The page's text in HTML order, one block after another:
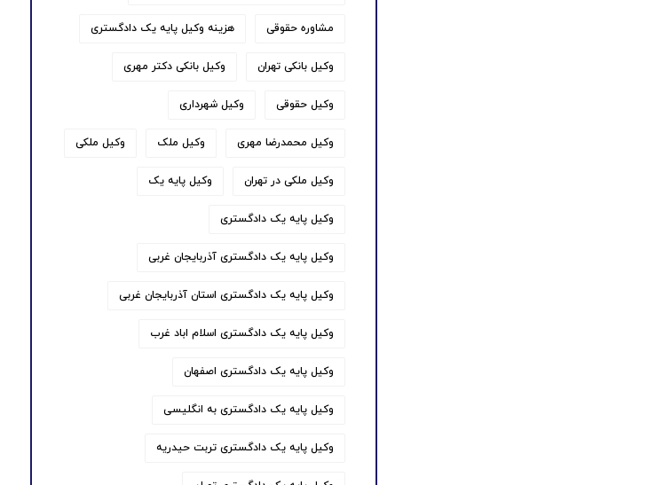
مشاوره حقوقی هزینه وکیل پایه یک دادگستری
وکیل بانکی تهران وکیل بانکی دکتر مهری
وکیل حقوقی وکیل شهرداری
وکیل محمدرضا مهری وکیل ملک وکیل ملکی
وکیل ملکی در تهران وکیل پایه یک
وکیل پایه یک دادگستری
وکیل پایه یک دادگستری آذربایجان غربی
وکیل پایه یک دادگستری استان آذربایجان غربی
وکیل پایه یک دادگستری اسلام اباد غرب
وکیل پایه یک دادگستری اصفهان
وکیل پایه یک دادگستری به انگلیسی
وکیل پایه یک دادگستری تربت حیدریه